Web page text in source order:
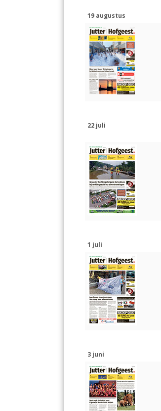
19 augustus
22 juli
1 juli
3 juni